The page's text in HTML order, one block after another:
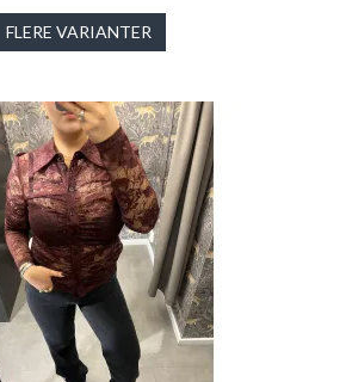
FLERE VARIANTER